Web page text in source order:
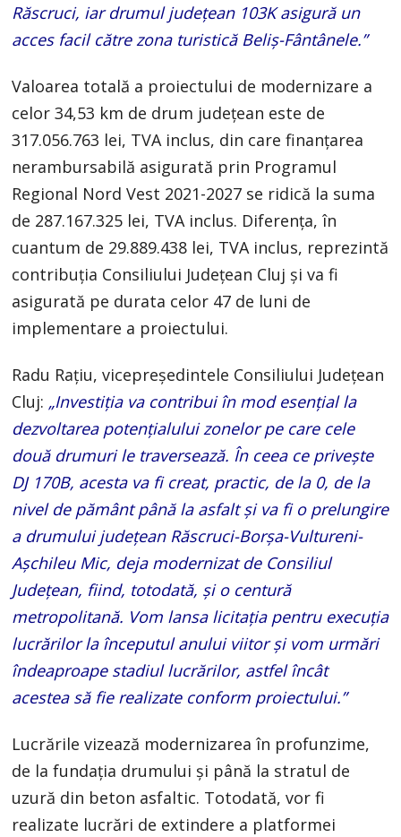
Răscruci, iar drumul județean 103K asigură un
acces facil către zona turistică Beliș-Fântânele.”
Valoarea totală a proiectului de modernizare a
celor 34,53 km de drum județean este de
317.056.763 lei, TVA inclus, din care finanțarea
nerambursabilă asigurată prin Programul
Regional Nord Vest 2021-2027 se ridică la suma
de 287.167.325 lei, TVA inclus. Diferența, în
cuantum de 29.889.438 lei, TVA inclus, reprezintă
contribuția Consiliului Județean Cluj și va fi
asigurată pe durata celor 47 de luni de
implementare a proiectului.
Radu Rațiu, vicepreședintele Consiliului Județean
Cluj: „Investiția va contribui în mod esențial la
dezvoltarea potențialului zonelor pe care cele
două drumuri le traversează. În ceea ce privește
DJ 170B, acesta va fi creat, practic, de la 0, de la
nivel de pământ până la asfalt și va fi o prelungire
a drumului județean Răscruci-Borșa-Vultureni-
Așchileu Mic, deja modernizat de Consiliul
Județean, fiind, totodată, și o centură
metropolitană. Vom lansa licitația pentru execuția
lucrărilor la începutul anului viitor și vom urmări
îndeaproape stadiul lucrărilor, astfel încât
acestea să fie realizate conform proiectului.”
Lucrările vizează modernizarea în profunzime,
de la fundația drumului și până la stratul de
uzură din beton asfaltic. Totodată, vor fi
realizate lucrări de extindere a platformei